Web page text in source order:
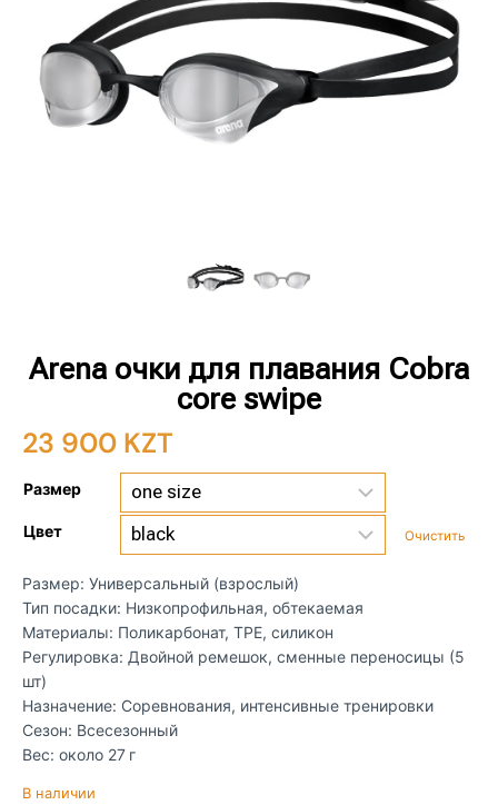
Arena очки для плавания Cobra
core swipe
23 900 KZT
Размер
Цвет Очистить
Размер: Универсальный (взрослый)
Тип посадки: Низкопрофильная, обтекаемая
Материалы: Поликарбонат, TPE, силикон
Регулировка: Двойной ремешок, сменные переносицы (5
шт)
Назначение: Соревнования, интенсивные тренировки
Сезон: Всесезонный
Вес: около 27 г
В наличии